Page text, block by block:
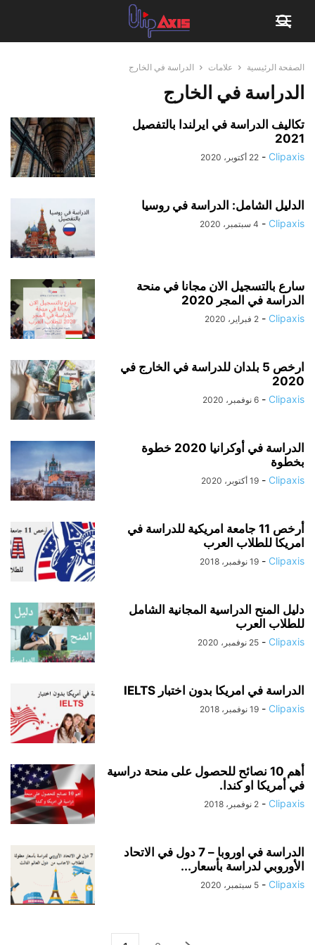
الصفحة الرئيسية علامات الدراسة في الخارج
الدراسة في الخارج
تكاليف الدراسة في ايرلندا بالتفصيل
2021
Clipaxis
- 22 أكتوبر، 2020
الدليل الشامل: الدراسة في روسيا
Clipaxis
- 4 سبتمبر، 2020
سارع بالتسجيل الان مجانا في منحة
الدراسة في المجر 2020
Clipaxis
- 2 فبراير، 2020
ارخص 5 بلدان للدراسة في الخارج في
2020
Clipaxis
- 6 نوفمبر، 2020
الدراسة في أوكرانيا 2020 خطوة
بخطوة
Clipaxis
- 19 أكتوبر، 2020
أرخص 11 جامعة امريكية للدراسة في
امريكا للطلاب العرب
Clipaxis
- 19 نوفمبر، 2018
دليل المنح الدراسية المجانية الشامل
للطلاب العرب
Clipaxis
- 25 نوفمبر، 2020
الدراسة في امريكا بدون اختبار IELTS
Clipaxis
- 19 نوفمبر، 2018
أهم 10 نصائح للحصول على منحة دراسية
في أمريكا او كندا.
Clipaxis
- 2 نوفمبر، 2018
الدراسة في اوروبا – 7 دول في الاتحاد
الأوروبي لدراسة بأسعار...
Clipaxis
- 5 سبتمبر، 2020